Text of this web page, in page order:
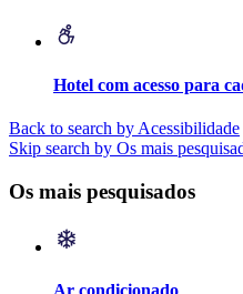
Hotel com acesso para
Back to search by Acessibilidade
Skip search by Os mais
Os mais pesquisados
Ar condicionado